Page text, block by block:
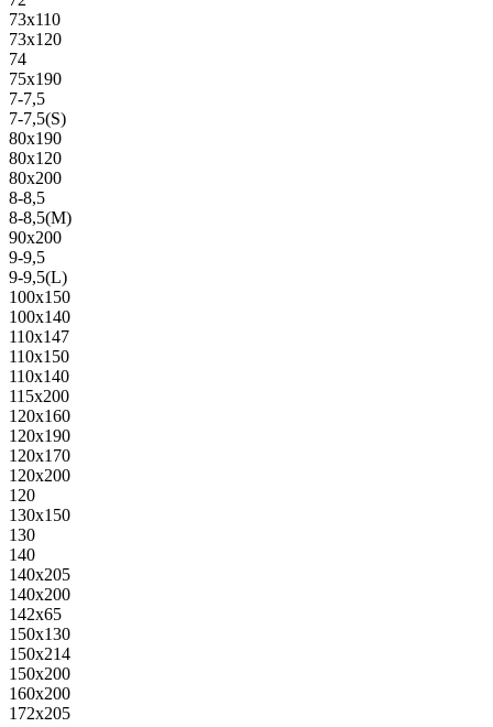
73х110
73х120
74
75х190
7-7,5
7-7,5(S)
80х190
80х120
80х200
8-8,5
8-8,5(M)
90х200
9-9,5
9-9,5(L)
100х150
100х140
110х147
110х150
110х140
115х200
120х160
120х190
120х170
120х200
120
130х150
130
140
140х205
140х200
142х65
150х130
150х214
150х200
160х200
172х205